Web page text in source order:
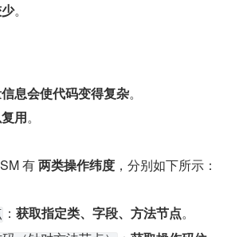
。
息会使代码变得复杂。
用。
有 两类操作纬度 ，分别如下所示：
： 获取指定类、字段、方法节点。